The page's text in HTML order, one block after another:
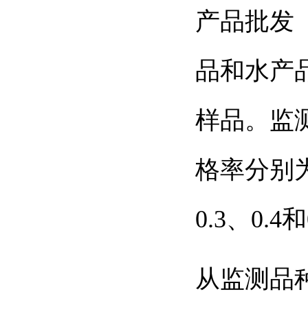
产品批发
品和水产
样品。监
格率分别
0.3、 0.4和
从监测品